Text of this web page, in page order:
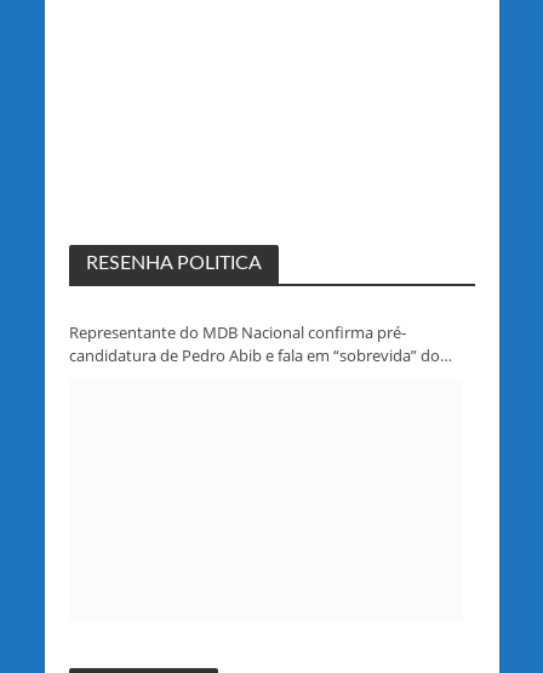
RESENHA POLITICA
Representante do MDB Nacional confirma pré-
candidatura de Pedro Abib e fala em “sobrevida” do